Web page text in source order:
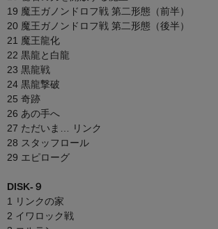
19 魔王ガノンドロフ戦 第二形態（前半）
20 魔王ガノンドロフ戦 第二形態（後半）
21 魔王龍化
22 黒龍と白龍
23 黒龍戦
24 黒龍撃破
25 奇跡
26 あの手へ
27 ただいま… リンク
28 スタッフロール
29 エピローグ
DISK-９
1 リンクの家
2 イワロック戦